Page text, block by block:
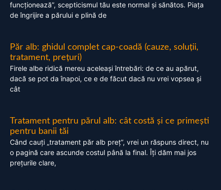
funcționează”, scepticismul tău este normal și sănătos. Piața
de îngrijire a părului e plină de
Păr alb: ghidul complet cap-coadă (cauze, soluții,
tratament, prețuri)
Firele albe ridică mereu aceleași întrebări: de ce au apărut,
dacă se pot da înapoi, ce e de făcut dacă nu vrei vopsea și
cât
Tratament pentru părul alb: cât costă și ce primești
pentru banii tăi
Când cauți „tratament păr alb preț”, vrei un răspuns direct, nu
o pagină care ascunde costul până la final. Îți dăm mai jos
prețurile clare,